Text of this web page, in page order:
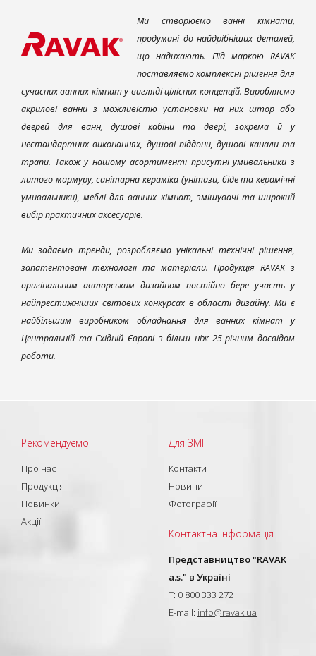
Ми створюємо ванні кімнати,
продумані до найдрібніших деталей,
що надихають. Під маркою RAVAK
поставляємо комплексні рішення для
сучасних ванних кімнат у вигляді цілісних концепцій. Виробляємо
акрилові ванни з можливістю установки на них штор або
дверей для ванн, душові кабіни та двері, зокрема й у
нестандартних виконаннях, душові піддони, душові канали та
трапи. Також у нашому асортименті присутні умивальники з
литого мармуру, санітарна кераміка (унітази, біде та керамічні
умивальники), меблі для ванних кімнат, змішувачі та широкий
вибір практичних аксесуарів.
Ми задаємо тренди, розробляємо унікальні технічні рішення,
запатентовані технології та матеріали. Продукція RAVAK з
оригінальним авторським дизайном постійно бере участь у
найпрестижніших світових конкурсах в області дизайну. Ми є
найбільшим виробником обладнання для ванних кімнат у
Центральній та Східній Європі з більш ніж 25-річним досвідом
роботи.
Рекомендуємо
Про нас
Продукція
Новинки
Акції
Для ЗМІ
Контакти
Новини
Фотографії
Контактна інформація
Представництво "RAVAK
a.s." в Україні
T: 0 800 333 272
E-mail: info@ravak.ua